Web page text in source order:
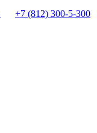
+7 (812) 300-5-300